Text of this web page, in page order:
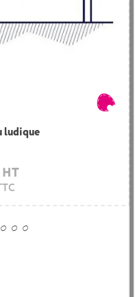
ludique
HT